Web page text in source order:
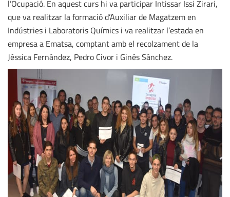
l’Ocupació. En aquest curs hi va participar Intissar Issi Zirari,
que va realitzar la formació d’Auxiliar de Magatzem en
Indústries i Laboratoris Químics i va realitzar l’estada en
empresa a Ematsa, comptant amb el recolzament de la
Jéssica Fernández, Pedro Civor i Ginés Sánchez.